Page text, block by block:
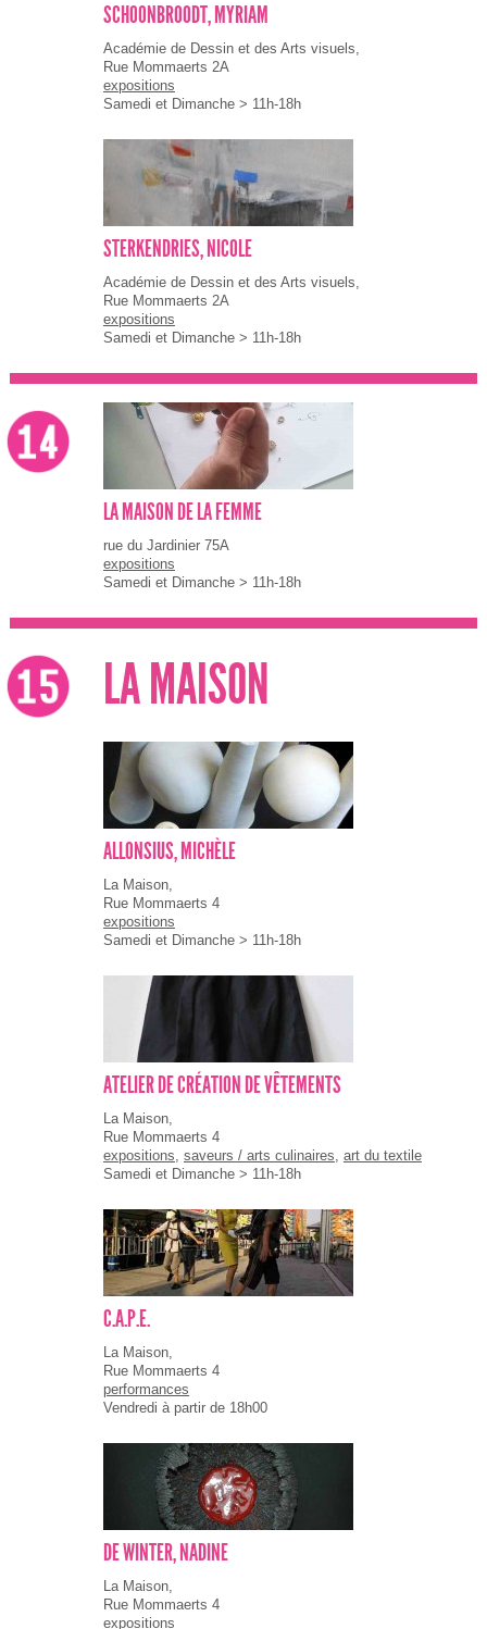
SCHOONBROODT, MYRIAM
Académie de Dessin et des Arts visuels,
Rue Mommaerts 2A
expositions
Samedi et Dimanche > 11h-18h
STERKENDRIES, NICOLE
Académie de Dessin et des Arts visuels,
Rue Mommaerts 2A
expositions
Samedi et Dimanche > 11h-18h
LA MAISON DE LA FEMME
rue du Jardinier 75A
expositions
Samedi et Dimanche > 11h-18h
LA MAISON
ALLONSIUS, MICHÈLE
La Maison,
Rue Mommaerts 4
expositions
Samedi et Dimanche > 11h-18h
ATELIER DE CRÉATION DE VÊTEMENTS
La Maison,
Rue Mommaerts 4
expositions, saveurs / arts culinaires, art du textile
Samedi et Dimanche > 11h-18h
C.A.P.E.
La Maison,
Rue Mommaerts 4
performances
Vendredi à partir de 18h00
DE WINTER, NADINE
La Maison,
Rue Mommaerts 4
expositions